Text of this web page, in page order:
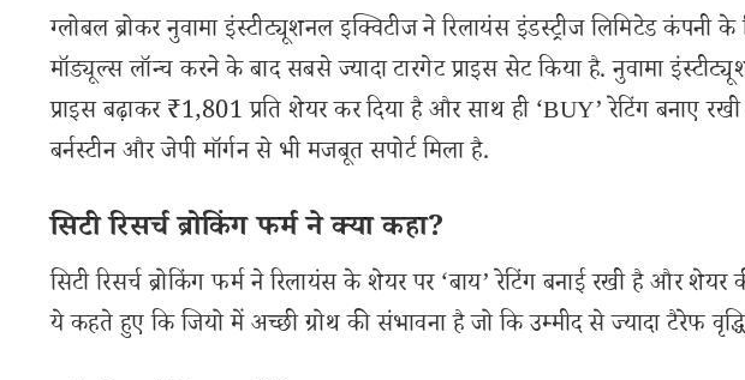
ग्लोबल ब्रोकर नुवामा इंस्टीट्यूशनल इक्विटीज ने रिलायंस इंडस्ट्रीज लिमिटेड
मॉड्यूल्स लॉन्च करने के बाद सबसे ज्यादा टारगेट प्राइस सेट किया है. नुवामा
प्राइस बढ़ाकर ₹1,801 प्रति शेयर कर दिया है और साथ ही ‘BUY’ रेटिंग बनाए
बर्नस्टीन और जेपी मॉर्गन से भी मजबूत सपोर्ट मिला है.
सिटी रिसर्च ब्रोकिंग फर्म ने क्या कहा?
सिटी रिसर्च ब्रोकिंग फर्म ने रिलायंस के शेयर पर ‘बाय’ रेटिंग बनाई रखी है और शेयर
ये कहते हुए कि जियो में अच्छी ग्रोथ की संभावना है जो कि उम्मीद से ज्यादा टैरेफ